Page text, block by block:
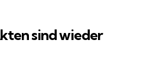
sind wieder